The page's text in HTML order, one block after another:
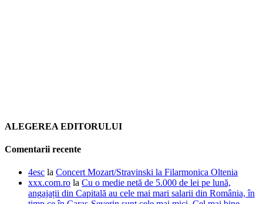
ALEGEREA EDITORULUI
Comentarii recente
4esc la Concert Mozart/Stravinski la Filarmonica Oltenia
xxx.com.ro la Cu o medie netă de 5.000 de lei pe lună,
angajații din Capitală au cele mai mari salarii din România, în